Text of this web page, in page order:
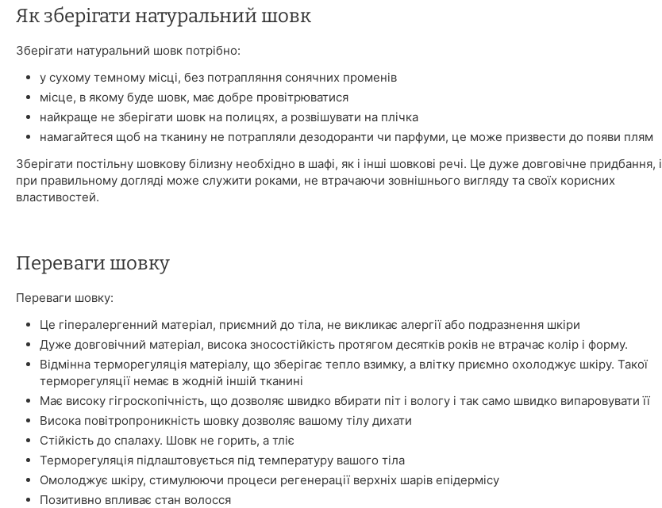
Як зберігати натуральний шовк
Зберігати натуральний шовк потрібно:
у сухому темному місці, без потрапляння сонячних променів
місце, в якому буде шовк, має добре провітрюватися
найкраще не зберігати шовк на полицях, а розвішувати на плічка
намагайтеся щоб на тканину не потрапляли дезодоранти чи парфуми, це може призвести до появи плям
Зберігати постільну шовкову білизну необхідно в шафі, як і інші шовкові речі. Це дуже довговічне придбання, і
при правильному догляді може служити роками, не втрачаючи зовнішнього вигляду та своїх корисних
властивостей.
Переваги шовку
Переваги шовку:
Це гіпералергенний матеріал, приємний до тіла, не викликає алергії або подразнення шкіри
Дуже довговічний матеріал, висока зносостійкість протягом десятків років не втрачає колір і форму.
Відмінна терморегуляція матеріалу, що зберігає тепло взимку, а влітку приємно охолоджує шкіру. Такої
терморегуляції немає в жодній іншій тканині
Має високу гігроскопічність, що дозволяє швидко вбирати піт і вологу і так само швидко випаровувати її
Висока повітропроникність шовку дозволяє вашому тілу дихати
Стійкість до спалаху. Шовк не горить, а тліє
Терморегуляція підлаштовується під температуру вашого тіла
Омолоджує шкіру, стимулюючи процеси регенерації верхніх шарів епідермісу
Позитивно впливає стан волосся